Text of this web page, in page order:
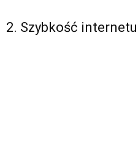
2. Szybkość internetu